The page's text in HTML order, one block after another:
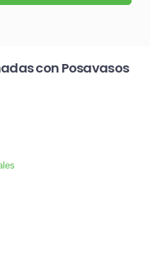
con Posavasos